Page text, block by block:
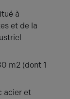
à
et de la
m2 (dont 1
acier et